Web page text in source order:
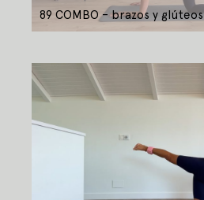
89 COMBO – brazos y glúteos